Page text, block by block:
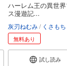
ハーレム王の異世
ス漫遊記...
灰刃ねむみ くさもち
無料あり
試し読み